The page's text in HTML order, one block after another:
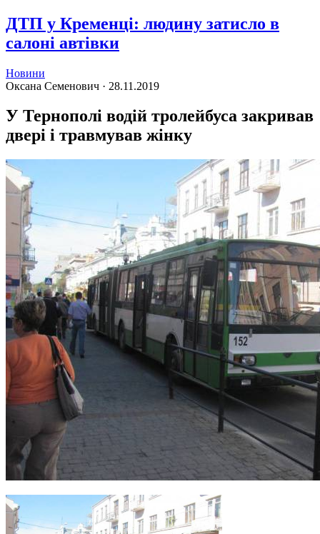
ДТП у Кременці: людину затисло в
салоні автівки
Новини
Оксана Семенович · 28.11.2019
У Тернополі водій тролейбуса закривав
двері і травмував жінку